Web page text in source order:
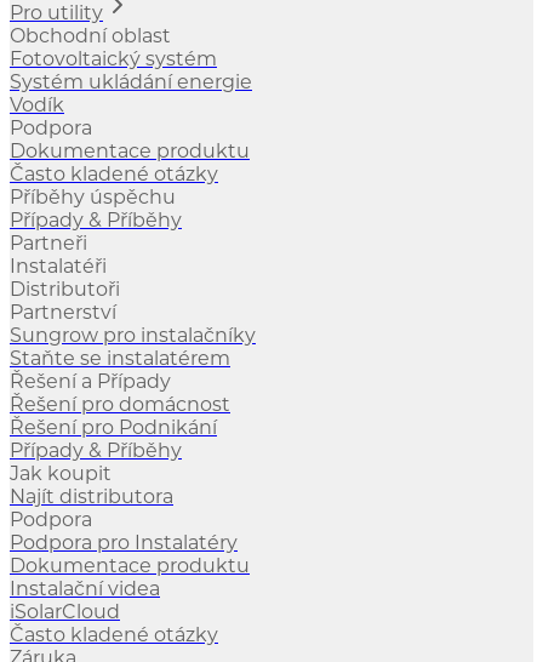
Pro utility
Obchodní oblast
Fotovoltaický systém
Systém ukládání energie
Vodík
Podpora
Dokumentace produktu
Často kladené otázky
Příběhy úspěchu
Případy & Příběhy
Partneři
Instalatéři
Distributoři
Partnerství
Sungrow pro instalačníky
Staňte se instalatérem
Řešení a Případy
Řešení pro domácnost
Řešení pro Podnikání
Případy & Příběhy
Jak koupit
Najít distributora
Podpora
Podpora pro Instalatéry
Dokumentace produktu
Instalační videa
iSolarCloud
Často kladené otázky